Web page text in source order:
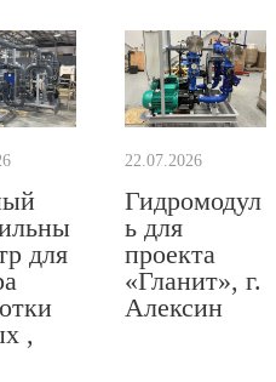
для
,
22.07.2026
Гидромодул
ь для
проекта
«Гланит», г.
Алексин